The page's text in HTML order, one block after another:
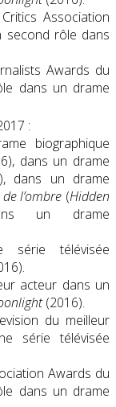
Association
second rôle dans
Awards du
dans un drame
:
biographique
dans un drame
dans un drame
l’ombre (Hidden
un drame
série télévisée
acteur dans un
(2016).
du meilleur
série télévisée
Awards du
dans un drame